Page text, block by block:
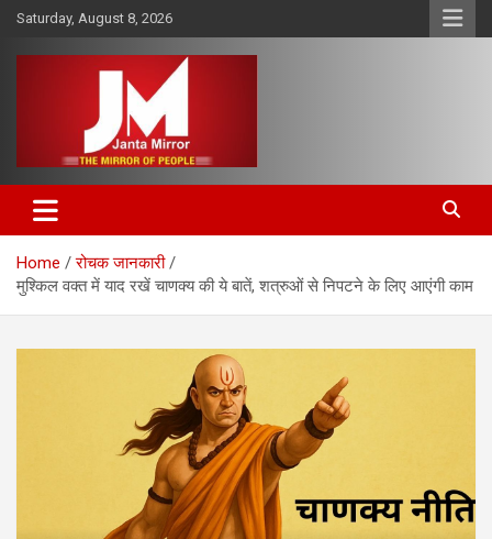
Skip
content
Saturday, August 8, 2026
Janta Mirror
Home
रोचक जानकारी
मुश्किल वक्त में याद रखें चाणक्य की ये बातें, शत्रुओं से निपटने के लिए आएंगी काम